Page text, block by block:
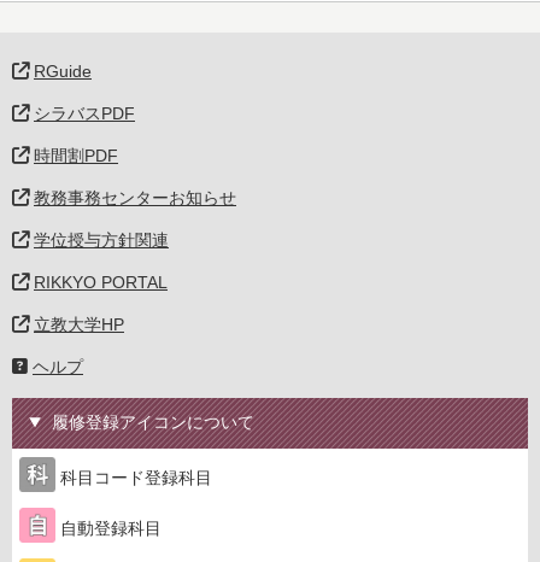
RGuide
シラバスPDF
時間割PDF
教務事務センターお知らせ
学位授与方針関連
RIKKYO PORTAL
立教大学HP
ヘルプ
履修登録アイコンについて
科目コード登録科目
自動登録科目